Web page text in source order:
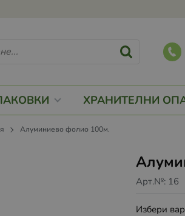
ХРАНИТЕЛНИ
Алуминиево фолио 100м.
Арт.№: 16
Избери